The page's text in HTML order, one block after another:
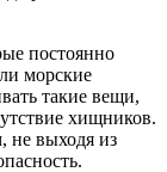
постоянно
морские
такие вещи,
хищников.
не выходя из